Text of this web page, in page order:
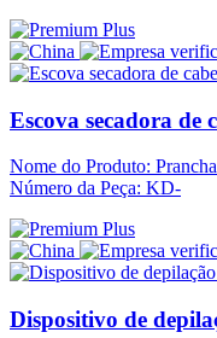
Escova secadora de
Nome do Produto:
Número da Peça: KD-
Dispositivo de